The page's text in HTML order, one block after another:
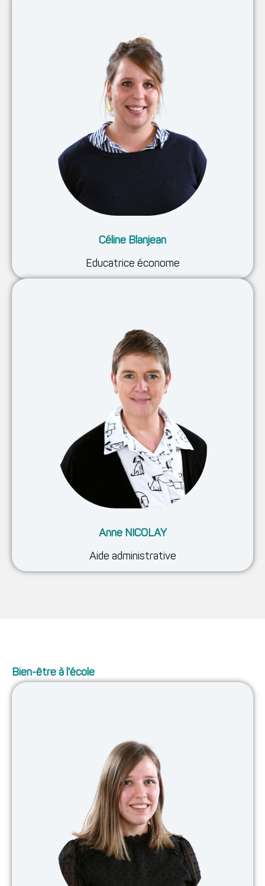
Céline Blanjean
Educatrice économe
Anne NICOLAY
Aide administrative
Bien-être à l'école